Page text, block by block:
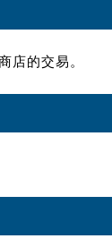
店的交易。